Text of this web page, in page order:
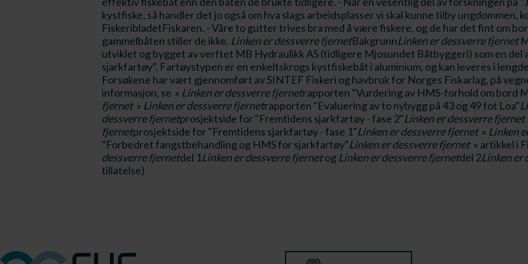
kystfiske, så handler det jo også om hva slags arbeidsplasser vi skal kunne tilby ungdommen,
FiskeribladetFiskaren. - Våre to gutter trives bra med å være fiskere, og de har det fint om
gammelbåten stiller de ikke. Linken er dessverre fjernetBakgrunnLinken er dessverre fjernet
utviklet og bygget av verftet MB Hydraulikk AS (tidligere Mjosundet Båtbyggeri) som en del
sjarkfartøy". Fartøystypen er en enkeltskrogs kystfiskebåt i aluminium, og kan leveres i
Forsøkene har vært gjennomført av SINTEF Fiskeri og havbruk for Norges Fiskarlag, på
informasjon, se » Linken er dessverre fjernetrapporten "Vurdering av HMS-forhold om bord
fjernet» Linken er dessverre fjernetrapporten "Evaluering av to nybygg på 43 og 49 fot Loa"
dessverre fjernetprosjektside for "Fremtidens sjarkfartøy - fase 2"Linken er dessverre fjernet
fjernetprosjektside for "Fremtidens sjarkfartøy - fase 1"Linken er dessverre fjernet» Linken
"Forbedret fangstbehandling og HMS for sjarkfartøy"Linken er dessverre fjernet» artikkel i
dessverre fjernetdel 1Linken er dessverre fjernetog Linken er dessverre fjernetdel 2Linken er
tillatelse)